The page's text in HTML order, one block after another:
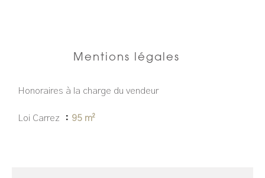
Mentions légales
Honoraires à la charge du vendeur
Loi Carrez 95 m²